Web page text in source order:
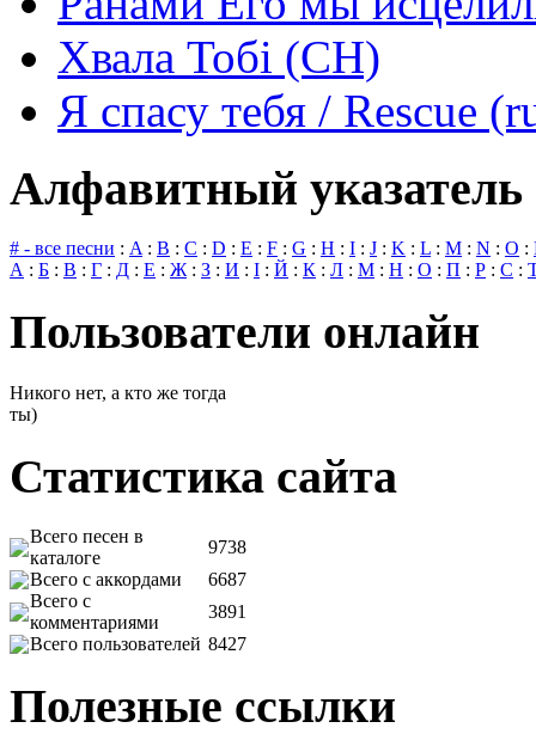
Хвала Тобі (СН)
Я спасу тебя / Rescue
Алфавитный указатель
# - все песни : A : B : C : D : E : F : G : H : I : J : K : L : M : N : O :
А : Б : В : Г : Д : Е : Ж : З : И : І : Й : К : Л : М : Н : О : П : Р : С :
Пользователи онлайн
Никого нет, а кто же тогда
ты)
Статистика сайта
Всего песен в
каталоге
9738
Всего с аккордами
6687
Всего с
комментариями
3891
Всего пользователей 8427
Полезные ссылки